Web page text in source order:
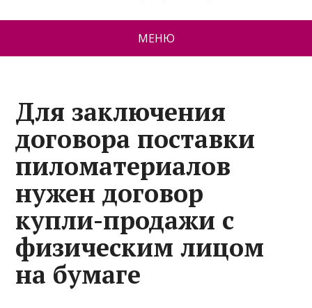
МЕНЮ
Для заключения
договора поставки
пиломатериалов
нужен договор
купли-продажи с
физическим лицом
на бумаге